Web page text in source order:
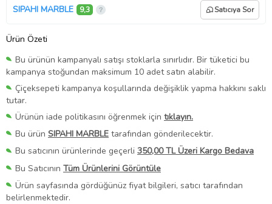
SIPAHI MARBLE 9,3 Satıcıya Sor
Ürün Özeti
Bu ürünün kampanyalı satışı stoklarla sınırlıdır. Bir tüketici bu
kampanya stoğundan maksimum 10 adet satın alabilir.
Çiçeksepeti kampanya koşullarında değişiklik yapma hakkını saklı
tutar.
Ürünün iade politikasını öğrenmek için tıklayın.
Bu ürün SIPAHI MARBLE tarafından gönderilecektir.
Bu satıcının ürünlerinde geçerli 350,00 TL Üzeri Kargo Bedava
Bu Satıcının Tüm Ürünlerini Görüntüle
Ürün sayfasında gördüğünüz fiyat bilgileri, satıcı tarafından
belirlenmektedir.